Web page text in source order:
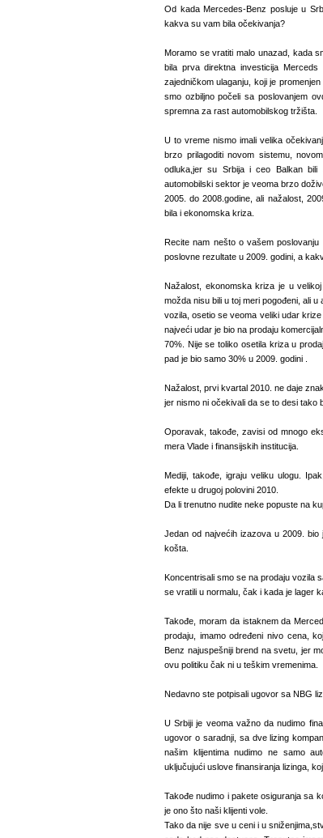
Od kada Mercedes-Benz posluje u
kakva su vam bila očekivanja?
Moramo se vratiti malo unazad, kada
bila prva direktna investicija
zajedničkom ulaganju, koji je
smo ozbiljno počeli sa poslovanjem
spremna za rast automobilskog tržišta.
U to vreme nismo imali velika
brzo prilagoditi novom sistemu,
odluka,jer su Srbija i ceo Balkan
automobilski sektor je veoma brzo
2005. do 2008.godine, ali nažalost,
bila i ekonomska kriza.
Recite nam nešto o vašem
poslovne rezultate u 2009. godini, a
Nažalost, ekonomska kriza je u
možda nisu bili u toj meri pogođeni, ali
vozila, osetio se veoma veliki udar
najveći udar je bio na prodaju
70%. Nije se toliko osetila kriza u
pad je bio samo 30% u 2009. godini .
Nažalost, prvi kvartal 2010. ne daje
jer nismo ni očekivali da se to desi tako
Oporavak, takođe, zavisi od mnogo
mera Vlade i finansijskih institucija.
Mediji, takođe, igraju veliku ulogu.
efekte u drugoj polovini 2010.
Da li trenutno nudite neke popuste na
Jedan od najvećih izazova u 2009.
košta.
Koncentrisali smo se na prodaju vozila
se vratili u normalu, čak i kada je lager
Takođe, moram da istaknem da
prodaju, imamo određeni nivo cena,
Benz najuspešniji brend na svetu, jer
ovu politiku čak ni u teškim vremenima.
Nedavno ste potpisali ugovor sa NBG
U Srbiji je veoma važno da nudimo
ugovor o saradnji, sa dve lizing
našim klijentima nudimo ne samo
uključujući uslove finansiranja lizinga,
Takođe nudimo i pakete osiguranja sa
je ono što naši klijenti vole.
Tako da nije sve u ceni i u